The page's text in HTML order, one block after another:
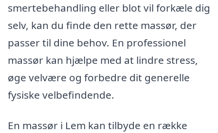
smertebehandling eller blot vil forkæle dig
selv, kan du finde den rette massør, der
passer til dine behov. En professionel
massør kan hjælpe med at lindre stress,
øge velvære og forbedre dit generelle
fysiske velbefindende.
En massør i Lem kan tilbyde en række